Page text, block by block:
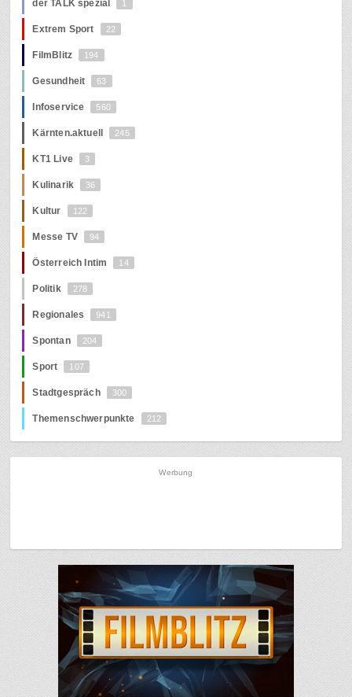
der TALK spezial 1
Extrem Sport 22
FilmBlitz 194
Gesundheit 63
Infoservice 560
Kärnten.aktuell 245
KT1 Live 3
Kulinarik 36
Kultur 122
Messe TV 94
Österreich Intim 14
Politik 278
Regionales 941
Spontan 204
Sport 107
Stadtgespräch 300
Themenschwerpunkte 212
Werbung